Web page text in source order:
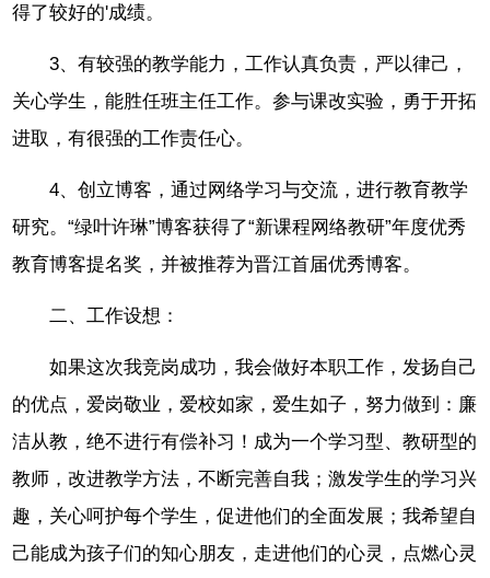
得了较好的'成绩。
3、有较强的教学能力，工作认真负责，严以律己，
关心学生，能胜任班主任工作。参与课改实验，勇于开拓
进取，有很强的工作责任心。
4、创立博客，通过网络学习与交流，进行教育教学
研究。“绿叶许琳”博客获得了“新课程网络教研”年度优秀
教育博客提名奖，并被推荐为晋江首届优秀博客。
二、工作设想：
如果这次我竞岗成功，我会做好本职工作，发扬自己
的优点，爱岗敬业，爱校如家，爱生如子，努力做到：廉
洁从教，绝不进行有偿补习！成为一个学习型、教研型的
教师，改进教学方法，不断完善自我；激发学生的学习兴
趣，关心呵护每个学生，促进他们的全面发展；我希望自
己能成为孩子们的知心朋友，走进他们的心灵，点燃心灵